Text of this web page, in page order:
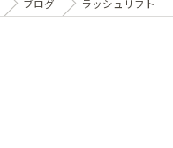
ブログ ラッシュリフト